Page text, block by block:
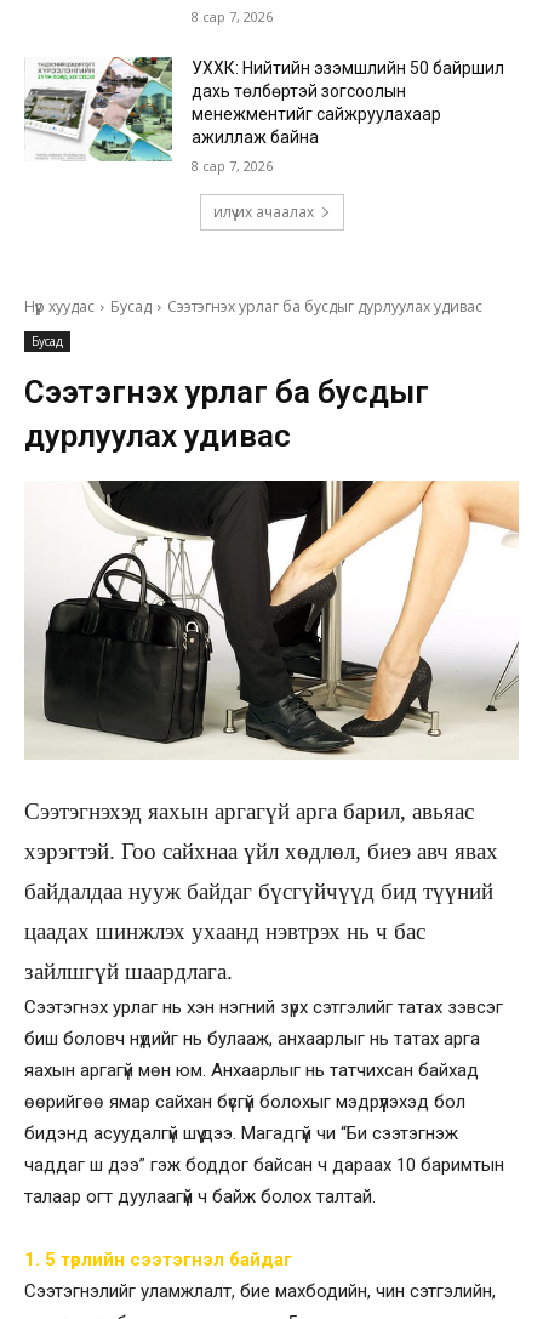
8 сар 7, 2026
УХХК: Нийтийн эзэмшлийн 50 байршил
дахь төлбөртэй зогсоолын
менежментийг сайжруулахаар
ажиллаж байна
8 сар 7, 2026
илүү их ачаалах